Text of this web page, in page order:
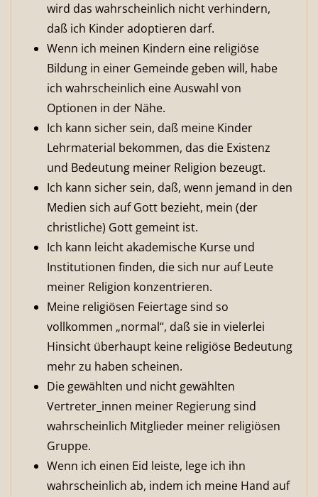
wird das wahrscheinlich nicht verhindern,
daß ich Kinder adoptieren darf.
Wenn ich meinen Kindern eine religiöse
Bildung in einer Gemeinde geben will, habe
ich wahrscheinlich eine Auswahl von
Optionen in der Nähe.
Ich kann sicher sein, daß meine Kinder
Lehrmaterial bekommen, das die Existenz
und Bedeutung meiner Religion bezeugt.
Ich kann sicher sein, daß, wenn jemand in den
Medien sich auf Gott bezieht, mein (der
christliche) Gott gemeint ist.
Ich kann leicht akademische Kurse und
Institutionen finden, die sich nur auf Leute
meiner Religion konzentrieren.
Meine religiösen Feiertage sind so
vollkommen „normal“, daß sie in vielerlei
Hinsicht überhaupt keine religiöse Bedeutung
mehr zu haben scheinen.
Die gewählten und nicht gewählten
Vertreter_innen meiner Regierung sind
wahrscheinlich Mitglieder meiner religiösen
Gruppe.
Wenn ich einen Eid leiste, lege ich ihn
wahrscheinlich ab, indem ich meine Hand auf